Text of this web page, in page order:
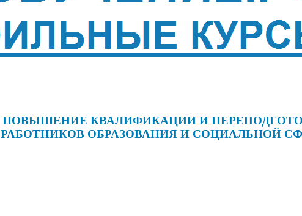
ПОВЫШЕНИЕ КВАЛИФИКАЦИИ И
РАБОТНИКОВ ОБРАЗОВАНИЯ И СОЦИАЛЬНОЙ